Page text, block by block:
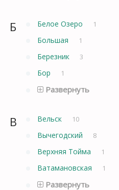
Б Белое Озеро 1
Большая 1
Березник 3
Бор 1
Развернуть
В Вельск 10
Вычегодский 8
Верхняя Тойма 1
Ватамановская 1
Развернуть